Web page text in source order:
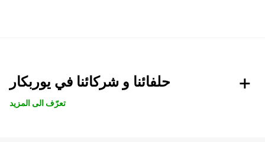
حلفائنا و شركائنا في يوربكار
تعرّف الى المزيد